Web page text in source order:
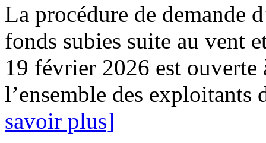
La procédure de demande
fonds subies suite au vent
19 février 2026 est
l’ensemble des exploitants
savoir plus]